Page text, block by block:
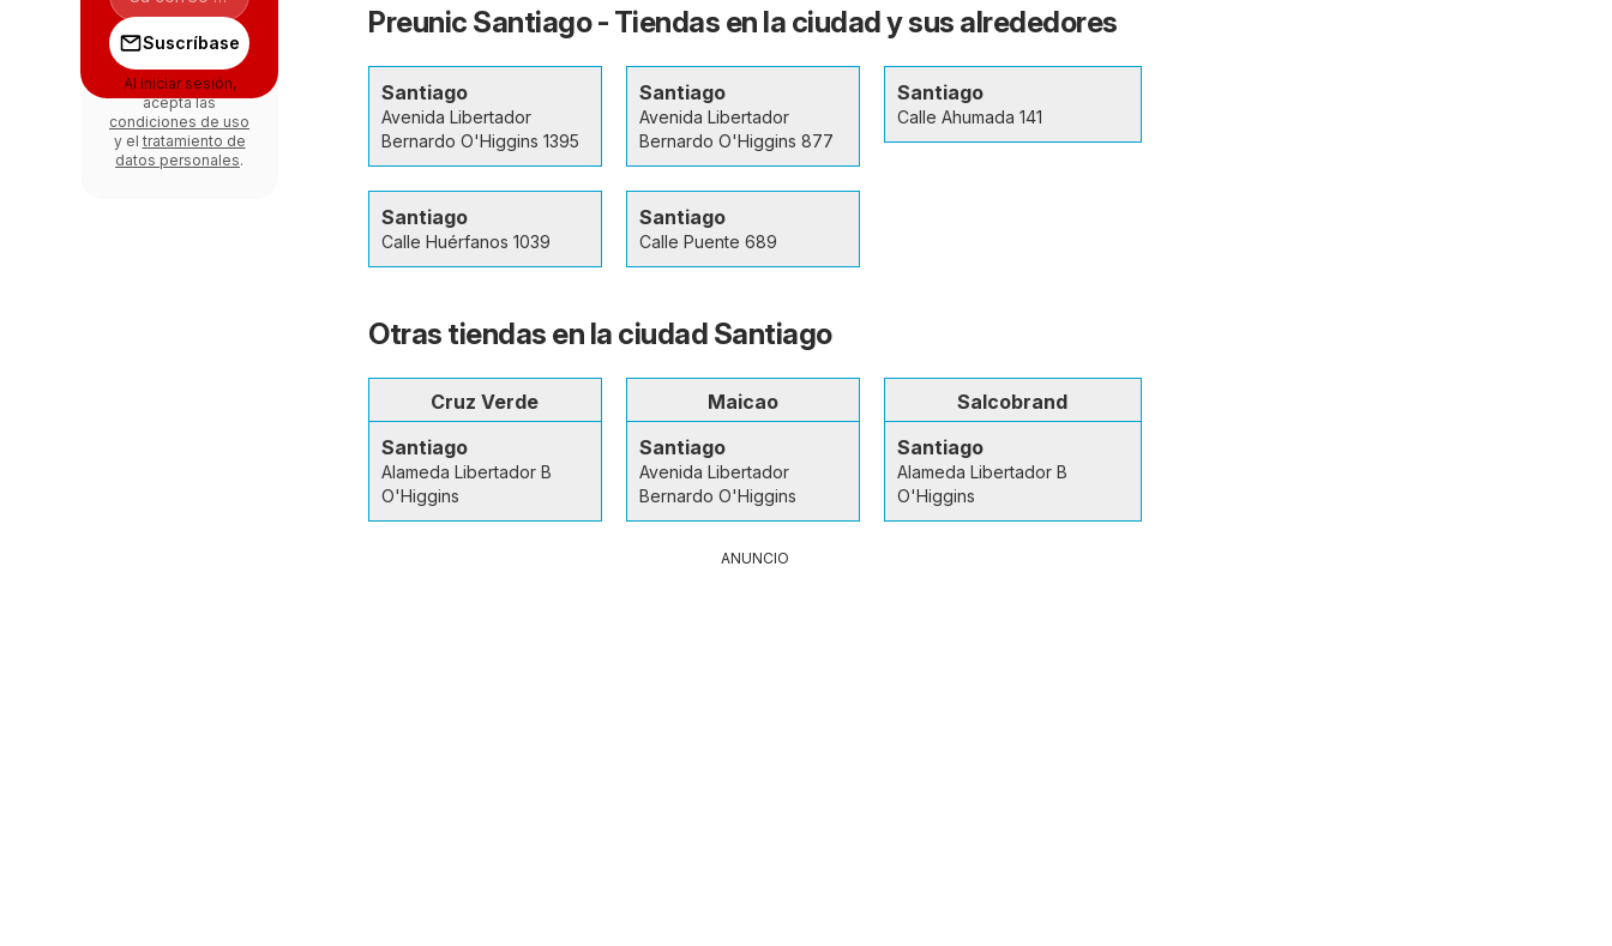
Preunic Santiago - Tiendas en la ciudad y sus alrededores
Santiago
Avenida Libertador
Bernardo O'Higgins 1395
Santiago
Avenida Libertador
Bernardo O'Higgins 877
Santiago
Calle Ahumada 141
Santiago
Calle Huérfanos 1039
Santiago
Calle Puente 689
Otras tiendas en la ciudad Santiago
Cruz Verde
Santiago
Alameda Libertador B
O'Higgins
Maicao
Santiago
Avenida Libertador
Bernardo O'Higgins
Salcobrand
Santiago
Alameda Libertador B
O'Higgins
ANUNCIO
Suscríbase
Al iniciar sesión,
acepta las
condiciones de uso
y el tratamiento de
datos personales.